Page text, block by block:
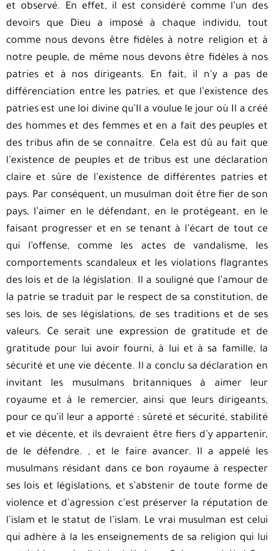
et observé. En effet, il est considéré comme l’un des
devoirs que Dieu a imposé à chaque individu, tout
comme nous devons être fidèles à notre religion et à
notre peuple, de même nous devons être fidèles à nos
patries et à nos dirigeants. En fait, il n’y a pas de
différenciation entre les patries, et que l’existence des
patries est une loi divine qu’Il a voulue le jour où Il a créé
des hommes et des femmes et en a fait des peuples et
des tribus afin de se connaître. Cela est dû au fait que
l’existence de peuples et de tribus est une déclaration
claire et sûre de l’existence de différentes patries et
pays. Par conséquent, un musulman doit être fier de son
pays, l’aimer en le défendant, en le protégeant, en le
faisant progresser et en se tenant à l’écart de tout ce
qui l’offense, comme les actes de vandalisme, les
comportements scandaleux et les violations flagrantes
des lois et de la législation. Il a souligné que l’amour de
la patrie se traduit par le respect de sa constitution, de
ses lois, de ses législations, de ses traditions et de ses
valeurs. Ce serait une expression de gratitude et de
gratitude pour lui avoir fourni, à lui et à sa famille, la
sécurité et une vie décente. Il a conclu sa déclaration en
invitant les musulmans britanniques à aimer leur
royaume et à le remercier, ainsi que leurs dirigeants,
pour ce qu’il leur a apporté : sûreté et sécurité, stabilité
et vie décente, et ils devraient être fiers d’y appartenir,
de le défendre. , et le faire avancer. Il a appelé les
musulmans résidant dans ce bon royaume à respecter
ses lois et législations, et s’abstenir de toute forme de
violence et d’agression c’est préserver la réputation de
l’islam et le statut de l’islam. Le vrai musulman est celui
qui adhère à la les enseignements de sa religion qui lui